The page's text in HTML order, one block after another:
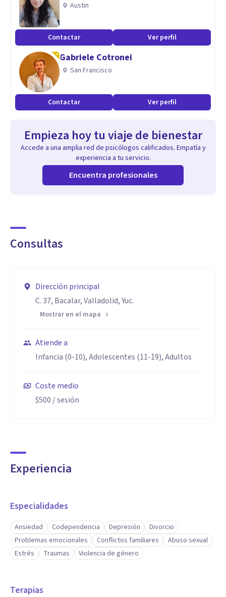
Austin
Contactar Ver perfil
Gabriele Cotronei
San Francisco
Contactar Ver perfil
Empieza hoy tu viaje de bienestar
Accede a una amplia red de psicólogos calificados. Empatía y
experiencia a tu servicio.
Encuentra profesionales
Consultas
Dirección principal
C. 37, Bacalar, Valladolid, Yuc.
Mostrar en el mapa
Atiende a
Infancia (0-10), Adolescentes (11-19), Adultos
Coste medio
$500 / sesión
Experiencia
Especialidades
Ansiedad Codependencia Depresión
Divorcio
Problemas emocionales
Conflictos familiares
Abuso sexual
Estrés
Traumas Violencia de género
Terapias